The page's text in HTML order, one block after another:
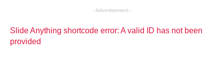
- Advertisement -
Slide Anything shortcode error: A valid ID has not been
provided